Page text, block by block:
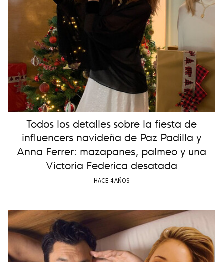
Todos los detalles sobre la fiesta de
influencers navideña de Paz Padilla y
Anna Ferrer: mazapanes, palmeo y una
Victoria Federica desatada
HACE 4 AÑOS